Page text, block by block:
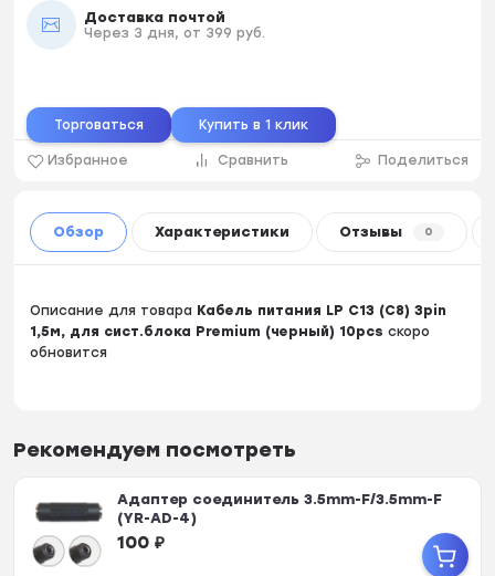
Доставка почтой
Через 3 дня, от 399 руб.
Избранное Сравнить Поделиться
Торговаться Купить в 1 клик
Обзор Характеристики Отзывы 0
Описание для товара Кабель питания LP C13 (C8) 3pin
1,5м, для сист.блока Premium (черный) 10pcs скоро
обновится
Рекомендуем посмотреть
Адаптер соединитель 3.5mm-F/3.5mm-F
(YR-AD-4)
100 ₽